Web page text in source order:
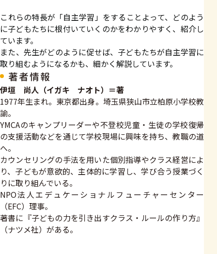
これらの特長が「自主学習」をすることよって、どのよう
に子どもたちに根付いていくのかをわかりやすく、紹介し
ています。
また、先生がどのように促せば、子どもたちが自主学習に
取り組むようになるかも、細かく解説しています。
著者情報
伊垣 尚人（イガキ ナオト）＝著
1977年生まれ。東京都出身。埼玉県狭山市立柏原小学校教
諭。
YMCAのキャンプリーダーや不登校児童・生徒の学校復帰
の支援活動などを通じて学校現場に興味を持ち、教職の道
へ。
カウンセリングの手法を用いた個別指導やクラス経営によ
り、子どもが意欲的、主体的に学習し、学び合う授業づく
りに取り組んでいる。
NPO法人エデュケーショナルフューチャーセンター
（EFC）理事。
著書に『子どもの力を引き出すクラス・ルールの作り方』
（ナツメ社）がある。